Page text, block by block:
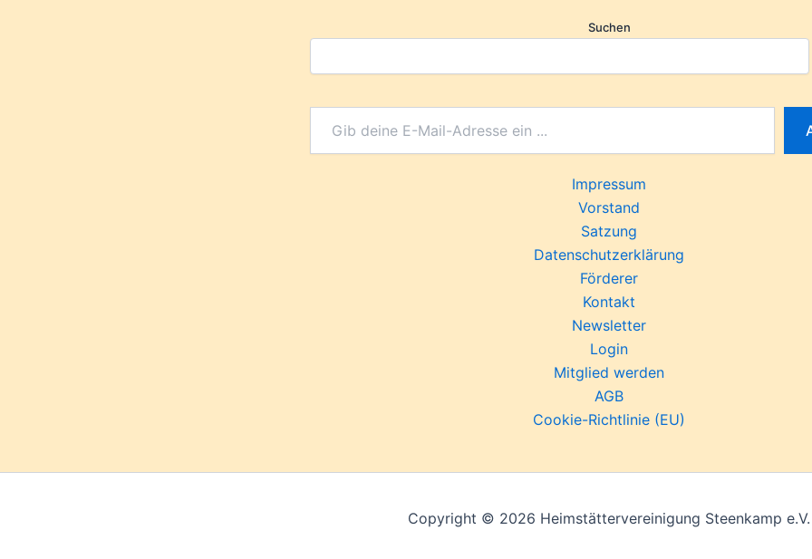
Suchen
Impressum
Vorstand
Satzung
Datenschutzerklärung
Förderer
Kontakt
Newsletter
Login
Mitglied werden
AGB
Cookie-Richtlinie (EU)
Copyright © 2026 Heimstättervereinigung Steenkamp e.V.